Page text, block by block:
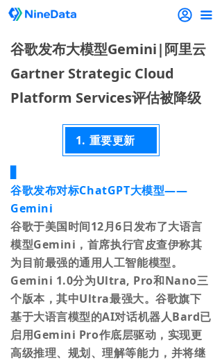
끀
谷歌发布大模型Gemini|阿里云
Gartner Strategic Cloud
Platform Services评估被降级
1. 重要更新
谷歌发布对标ChatGPT大模型——
Gemini
谷歌于美国时间12月6日发布了大语言
模型Gemini，首席执行官皮查伊称其
为目前最强的通用人工智能模型。
Gemini 1.0分为Ultra, Pro和Nano三
个版本，其中Ultra最强大。谷歌旗下
基于大语言模型的AI对话机器人Bard已
启用Gemini Pro作底层驱动，实现更
高级推理、规划、理解等能力，并将继